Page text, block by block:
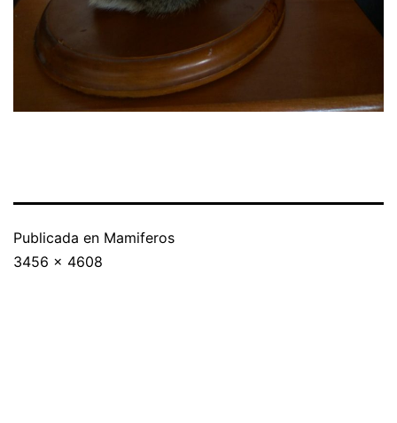
Publicada en Mamiferos
3456 × 4608